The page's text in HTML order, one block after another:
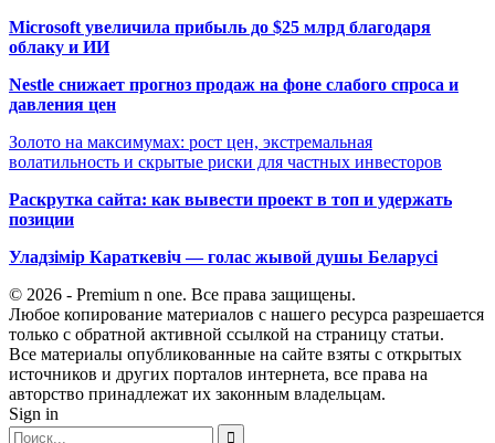
Microsoft увеличила прибыль до $25 млрд благодаря
облаку и ИИ
Nestle снижает прогноз продаж на фоне слабого спроса и
давления цен
Золото на максимумах: рост цен, экстремальная
волатильность и скрытые риски для частных инвесторов
Раскрутка сайта: как вывести проект в топ и удержать
позиции
Уладзімір Караткевіч — голас жывой душы Беларусі
© 2026 - Premium n one. Все права защищены.
Любое копирование материалов с нашего ресурса разрешается
только с обратной активной ссылкой на страницу статьи.
Все материалы опубликованные на сайте взяты с открытых
источников и других порталов интернета, все права на
авторство принадлежат их законным владельцам.
Sign in